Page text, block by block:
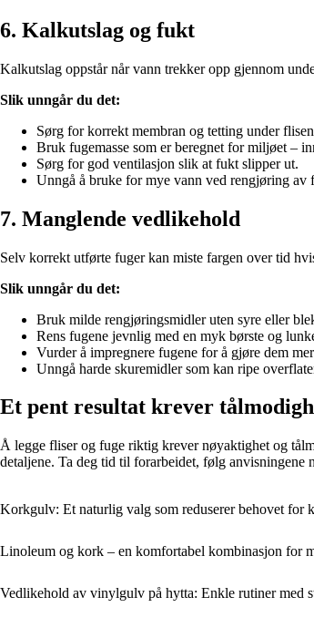
6. Kalkutslag og fukt
Kalkutslag oppstår når vann trekker opp gjennom
Slik unngår du det:
Sørg for korrekt membran og tetting under
Bruk fugemasse som er beregnet for miljøet –
Sørg for god ventilasjon slik at fukt slipper ut.
Unngå å bruke for mye vann ved rengjøring av
7. Manglende vedlikehold
Selv korrekt utførte fuger kan miste fargen over tid
Slik unngår du det:
Bruk milde rengjøringsmidler uten syre eller
Rens fugene jevnlig med en myk børste og
Vurder å impregnere fugene for å gjøre dem
Unngå harde skuremidler som kan ripe
Et pent resultat krever
Å legge fliser og fuge riktig krever nøyaktighet og
detaljene. Ta deg tid til forarbeidet, følg
Korkgulv: Et naturlig valg som reduserer behovet for
Linoleum og kork – en komfortabel kombinasjon for
Vedlikehold av vinylgulv på hytta: Enkle rutiner med